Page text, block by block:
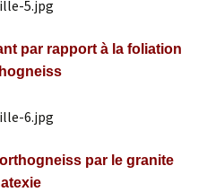
par rapport à la foliation
par le granite